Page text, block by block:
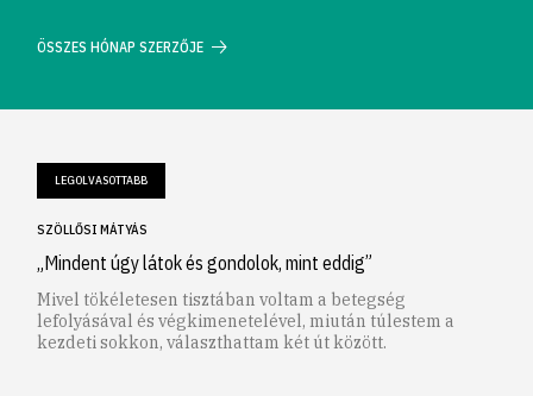
ÖSSZES HÓNAP SZERZŐJE
LEGOLVASOTTABB
SZÖLLŐSI MÁTYÁS
„Mindent úgy látok és gondolok, mint eddig”
Mivel tökéletesen tisztában voltam a betegség
lefolyásával és végkimenetelével, miután túlestem a
kezdeti sokkon, választhattam két út között.